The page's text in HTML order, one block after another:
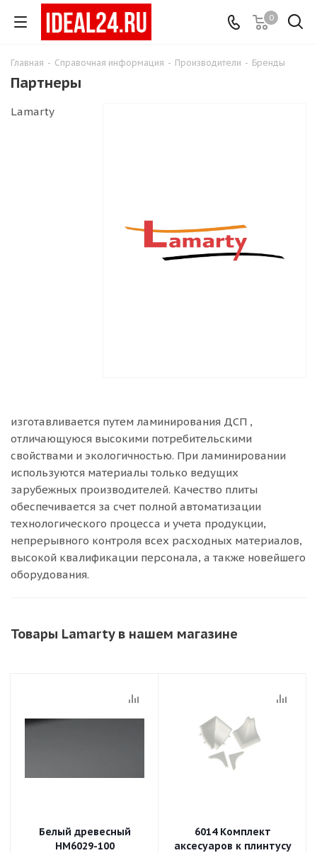
0
Главная - Справочная информация - Производители - Бренды
Партнеры
Lamarty
изготавливается путем ламинирования ДСП ,
отличающуюся высокими потребительскими
свойствами и экологичностью. При ламинировании
используются материалы только ведущих
зарубежных производителей. Качество плиты
обеспечивается за счет полной автоматизации
технологического процесса и учета продукции,
непрерывного контроля всех расходных материалов,
высокой квалификации персонала, а также новейшего
оборудования.
Товары Lamarty в нашем магазине
Белый древесный
НМ6029-100
6014 Комплект
аксесуаров к плинтусу